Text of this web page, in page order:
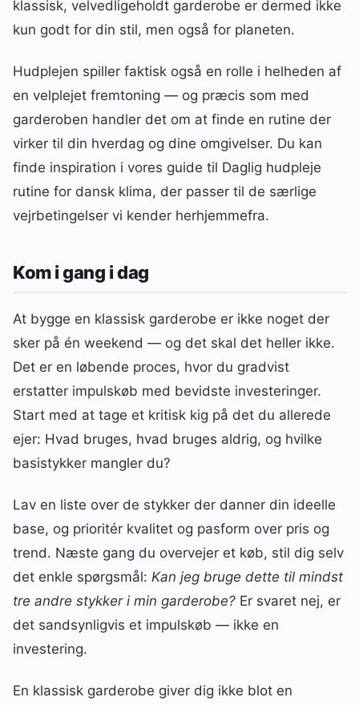
klassisk, velvedligeholdt garderobe er dermed ikke
kun godt for din stil, men også for planeten.
Hudplejen spiller faktisk også en rolle i helheden af
en velplejet fremtoning — og præcis som med
garderoben handler det om at finde en rutine der
virker til din hverdag og dine omgivelser. Du kan
finde inspiration i vores guide til Daglig hudpleje
rutine for dansk klima, der passer til de særlige
vejrbetingelser vi kender herhjemmefra.
Kom i gang i dag
At bygge en klassisk garderobe er ikke noget der
sker på én weekend — og det skal det heller ikke.
Det er en løbende proces, hvor du gradvist
erstatter impulskøb med bevidste investeringer.
Start med at tage et kritisk kig på det du allerede
ejer: Hvad bruges, hvad bruges aldrig, og hvilke
basistykker mangler du?
Lav en liste over de stykker der danner din ideelle
base, og prioritér kvalitet og pasform over pris og
trend. Næste gang du overvejer et køb, stil dig selv
det enkle spørgsmål: Kan jeg bruge dette til mindst
tre andre stykker i min garderobe? Er svaret nej, er
det sandsynligvis et impulskøb — ikke en
investering.
En klassisk garderobe giver dig ikke blot en